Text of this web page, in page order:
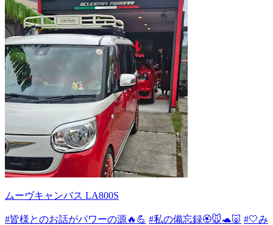
ムーヴキャンバス LA800S
#皆様とのお話がパワーの源🔥💪 #私の備忘録🏵️🐭🐢🐷 #🤍み